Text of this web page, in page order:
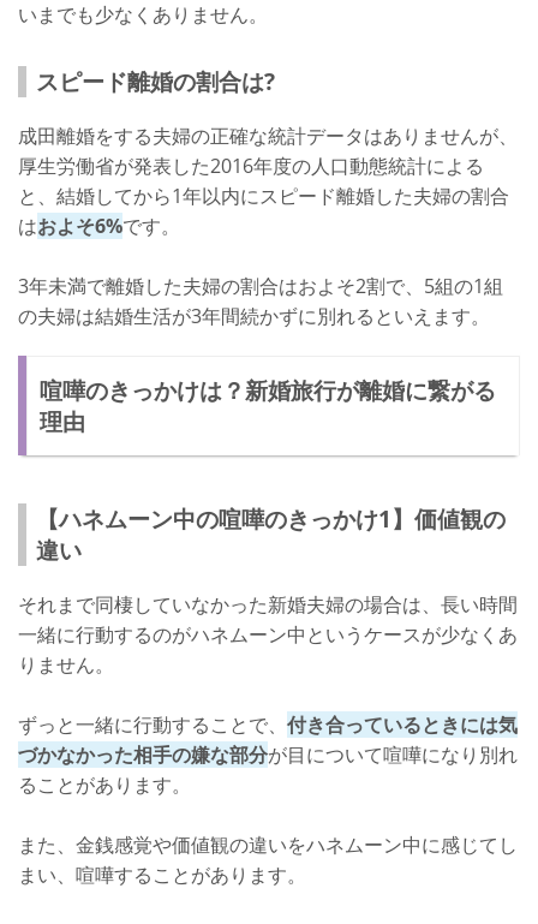
いまでも少なくありません。
スピード離婚の割合は?
成田離婚をする夫婦の正確な統計データはありませんが、
厚生労働省が発表した2016年度の人口動態統計による
と、結婚してから1年以内にスピード離婚した夫婦の割合
はおよそ6%です。
3年未満で離婚した夫婦の割合はおよそ2割で、5組の1組
の夫婦は結婚生活が3年間続かずに別れるといえます。
喧嘩のきっかけは？新婚旅行が離婚に繋がる
理由
【ハネムーン中の喧嘩のきっかけ1】価値観の
違い
それまで同棲していなかった新婚夫婦の場合は、長い時間
一緒に行動するのがハネムーン中というケースが少なくあ
りません。
ずっと一緒に行動することで、 付き合っているときには気
づかなかった相手の嫌な部分が目について喧嘩になり別れ
ることがあります。
また、金銭感覚や価値観の違いをハネムーン中に感じてし
まい、喧嘩することがあります。